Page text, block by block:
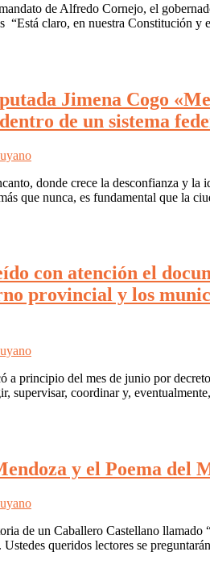
de Alfredo Cornejo, el
“Está claro, en nuestra Constitución
Jimena Cogo
de un sistema
donde crece la desconfianza y
que nunca, es fundamental que la
con atención el
provincial y los
principio del mes de junio por decreto
supervisar, coordinar y,
y el Poema del
de un Caballero Castellano
Ustedes queridos lectores se